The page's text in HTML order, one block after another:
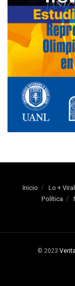
Inicio Lo + Viral
Política
© 2023